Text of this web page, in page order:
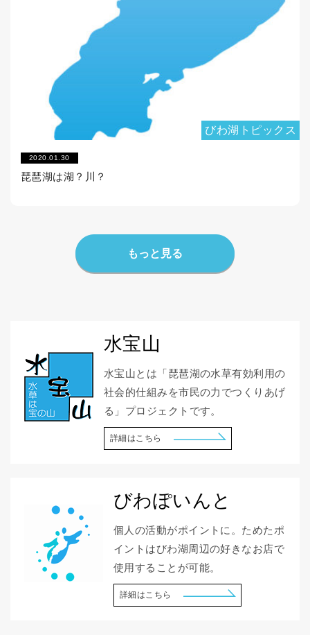
びわ湖トピックス
2020.01.30
琵琶湖は湖？川？
もっと見る
水宝山
水宝山とは「琵琶湖の水草有効利用の
社会的仕組みを市民の力でつくりあげ
る」プロジェクトです。
詳細はこちら
びわぽいんと
個人の活動がポイントに。ためたポ
イントはびわ湖周辺の好きなお店で
使用することが可能。
詳細はこちら